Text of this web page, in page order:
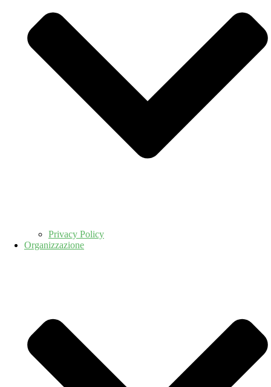
Privacy Policy
Organizzazione